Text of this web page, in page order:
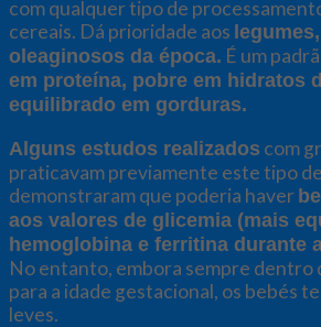
com qualquer tipo de
cereais. Dá prioridade aos
oleaginosos da época. É um
em proteína, pobre em hidratos
equilibrado em gorduras.
Alguns estudos realizados com
praticavam previamente este tipo
demonstraram que poderia haver
aos valores de glicemia (mais
hemoglobina e ferritina durante
No entanto, embora sempre dentro
para a idade gestacional, os bebés
leves.